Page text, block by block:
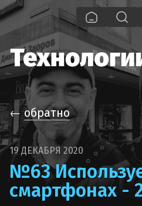
←обратно
19 ДЕКАБРЯ 2020
№63
смартфонах -